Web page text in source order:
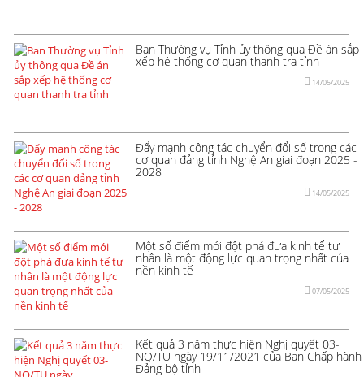
Ban Thường vụ Tỉnh ủy thông qua Đề án sắp
xếp hệ thống cơ quan thanh tra tỉnh
14/05/2025
Đẩy mạnh công tác chuyển đổi số trong các
cơ quan đảng tỉnh Nghệ An giai đoạn 2025 -
2028
14/05/2025
Một số điểm mới đột phá đưa kinh tế tư
nhân là một động lực quan trọng nhất của
nền kinh tế
07/05/2025
Kết quả 3 năm thực hiện Nghị quyết 03-
NQ/TU ngày 19/11/2021 của Ban Chấp hành
Đảng bộ tỉnh